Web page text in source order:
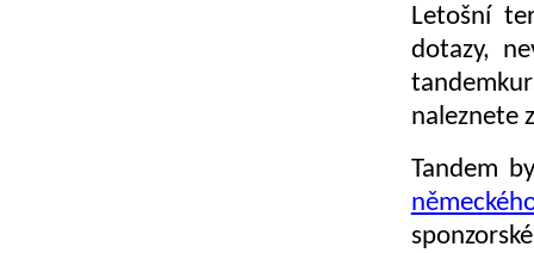
Letošní
dotazy,
naleznete
Tandem